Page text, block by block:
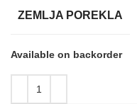
ZEMLJA POREKLA
Available on backorder